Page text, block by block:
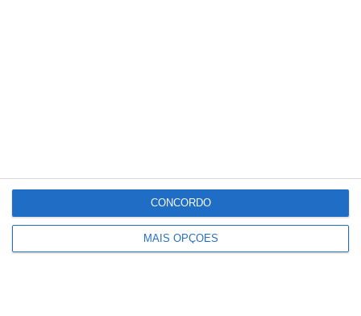
MAIS OPÇÕES
CONCORDO